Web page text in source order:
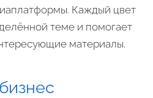
Каждый цвет
теме и помогает
материалы.